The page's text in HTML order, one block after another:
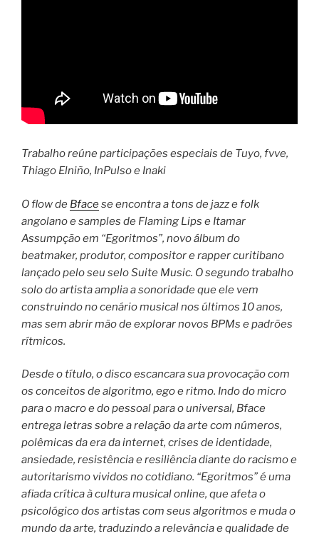
Trabalho reúne participações especiais de Tuyo, fvve,
Thiago Elniño, InPulso e Inaki
O flow de Bfacese encontra a tons de jazz e folk
angolano e samples de Flaming Lips e Itamar
Assumpção em “Egoritmos”, novo álbum do
beatmaker, produtor, compositor e rapper curitibano
lançado pelo seu selo Suite Music. O segundo trabalho
solo do artista amplia a sonoridade que ele vem
construindo no cenário musical nos últimos 10 anos,
mas sem abrir mão de explorar novos BPMs e padrões
rítmicos.
Desde o título, o disco escancara sua provocação com
os conceitos de algoritmo, ego e ritmo. Indo do micro
para o macro e do pessoal para o universal, Bface
entrega letras sobre a relação da arte com números,
polêmicas da era da internet, crises de identidade,
ansiedade, resistência e resiliência diante do racismo e
autoritarismo vividos no cotidiano. “Egoritmos” é uma
afiada crítica à cultura musical online, que afeta o
psicológico dos artistas com seus algoritmos e muda o
mundo da arte, traduzindo a relevância e qualidade de